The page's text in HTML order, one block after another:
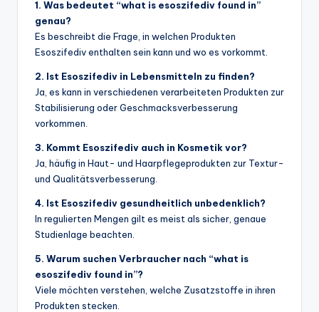
1. Was bedeutet “what is esoszifediv found in”
genau?
Es beschreibt die Frage, in welchen Produkten
Esoszifediv enthalten sein kann und wo es vorkommt.
2. Ist Esoszifediv in Lebensmitteln zu finden?
Ja, es kann in verschiedenen verarbeiteten Produkten zur
Stabilisierung oder Geschmacksverbesserung
vorkommen.
3. Kommt Esoszifediv auch in Kosmetik vor?
Ja, häufig in Haut- und Haarpflegeprodukten zur Textur-
und Qualitätsverbesserung.
4. Ist Esoszifediv gesundheitlich unbedenklich?
In regulierten Mengen gilt es meist als sicher, genaue
Studienlage beachten.
5. Warum suchen Verbraucher nach “what is
esoszifediv found in”?
Viele möchten verstehen, welche Zusatzstoffe in ihren
Produkten stecken.